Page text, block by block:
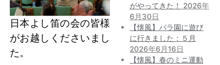
日本よし笛の会の皆様
がお越しくださいまし
た。
がやってきた！ 2026年
6月30日
【懐風】バラ園に遊び
に行きました：５月
2026年6月16日
【懐風】春のミニ運動